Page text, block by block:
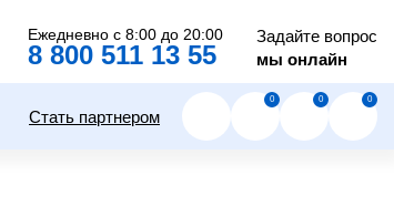
Ежедневно с 8:00 до 20:00
8 800 511 13 55
Задайте вопрос
мы онлайн
Стать партнером
0 0 0